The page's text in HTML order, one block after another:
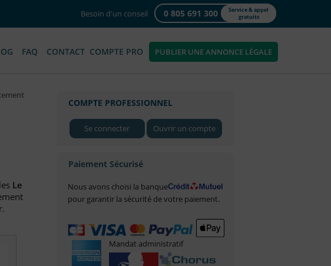
Besoin d'un conseil 0 805 691 300
Service & appel
gratuits
FAQ CONTACT COMPTE PRO PUBLIER UNE ANNONCE LÉGALE
Le
COMPTE PROFESSIONNEL
Se connecter Ouvrir un compte
Paiement Sécurisé
Nous avons choisi la banque
pour garantir la sécurité de votre paiement.
Mandat administratif